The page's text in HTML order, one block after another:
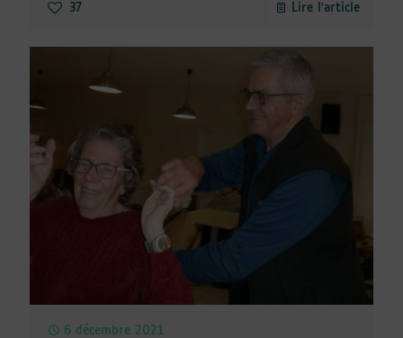
37 Lire l'article
6 décembre 2021